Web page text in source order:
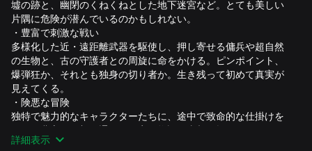
墟の跡と、幽閉のくねくねとした地下迷宮など。とても美しい
片隅に危険が潜んでいるのかもしれない。
・豊富で刺激な戦い
多様化した近・遠距離武器を駆使し、押し寄せる傭兵や超自然
の生物と、古の守護者との周旋に命をかける。ピンポイント、
爆弾狂か、それとも独身の切り者か。生き残って初めて真実が
見えてくる。
・険悪な冒険
独特で魅力的なキャラクターたちに、途中で致命的な仕掛けを
解き、豊富な細部を通して不安な物語の真相を探っていく。勇
気と知恵は難題だけを解決して、人と人の绊は人の心を癒しま
詳細表示